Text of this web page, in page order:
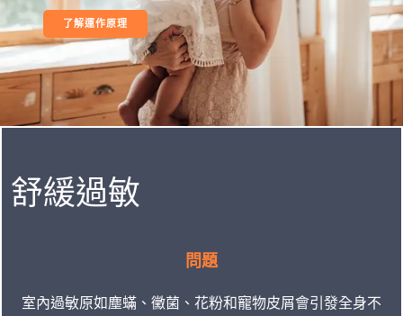
了解運作原理
舒緩過敏
問題
室內過敏原如塵蟎、黴菌、花粉和寵物皮屑會引發全身不